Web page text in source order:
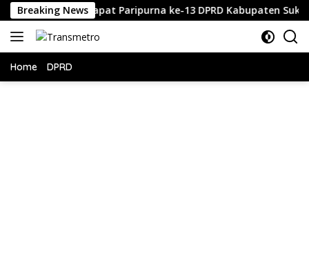
Langsung
ke
konten
Breaking News
Rapat Paripurna ke-13 DPRD Kabupaten Sukabumi Tahun
Home DPRD